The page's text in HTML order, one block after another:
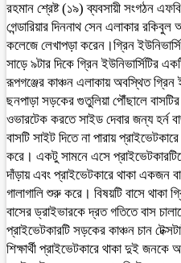
রহমান শ্রেষ্ট (১৯) ব্যবসায়ী সংগঠন
গেন্ডারিয়ার দিননাথ সেন এলাকার
কলেজে লেখাপড়া করেন।গ্রিন
সাড়ে ৯টার দিকে গ্রিন ইউনিভার্সিটির
রূপগঞ্জের কাঞ্চন এলাকায় অবস্থিত গ্রিন
ছনপাড়া সড়কের গুতুলিয়া পৌঁছালে
ওভারটেক করতে সাইড দেবার জন্য হর্ন
বাসটি সাইট দিতে না পারায়
করে। একটু সামনে এসে
দাঁড়ায় এবং প্রাইভেটকারে থাকা একজন
গালাগালি শুরু করে। বিষয়টি বাসে থাকা
বাসের ড্রাইভারকে দ্রত গতিতে বাস
প্রাইভেটকারটি সড়কের কাঞ্চন চান
শিক্ষার্থী প্রাইভেটকারে থাকা দুই জনকে